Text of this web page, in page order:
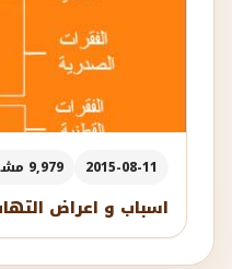
2015-08-11 9,979 مشاهدة
اسباب و اعراض